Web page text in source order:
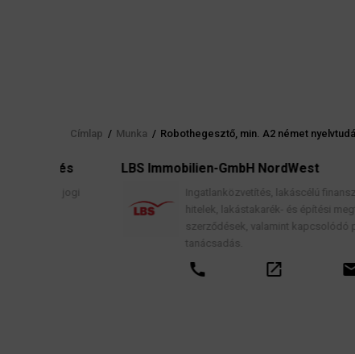
Morzsa
Címlap / Munka / Robothegesztő, min. A2 német
LBS Immobilien-GmbH NordWest
Ingatlanközvetítés, lakáscélú finanszírozási
hitelek, lakástakarék- és építési megtakarítási
szerződések, valamint kapcsolódó pénzügyi
tanácsadás.